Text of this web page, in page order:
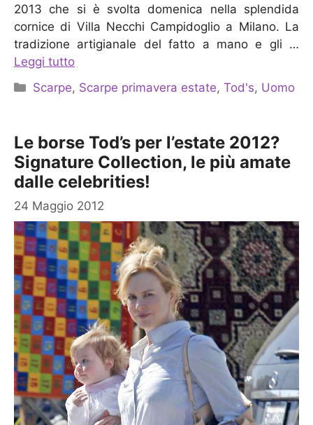
2013 che si è svolta domenica nella splendida
cornice di Villa Necchi Campidoglio a Milano. La
tradizione artigianale del fatto a mano e gli …
Leggi tutto
Categorie
Scarpe, Scarpe primavera estate,Tod's, Uomo
Le borse Tod’s per l’estate 2012?
Signature Collection, le più amate
dalle celebrities!
24 Maggio 2012